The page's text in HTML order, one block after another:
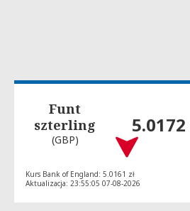
Funt
szterling
(GBP)
5.0172
Kurs Bank of England: 5.0161 zł
Aktualizacja: 23:55:05 07-08-2026